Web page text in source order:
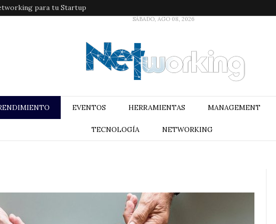
para tu Startup
SÁBADO, AGO 08, 2026
EVENTOS HERRAMIENTAS MANAGEMENT
TECNOLOGÍA NETWORKING